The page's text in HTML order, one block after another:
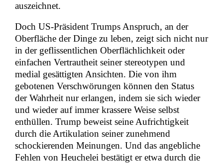
auszeichnet.
Doch US-Präsident Trumps Anspruch, an der
Oberfläche der Dinge zu leben, zeigt sich nicht nur
in der geflissentlichen Oberflächlichkeit oder
einfachen Vertrautheit seiner stereotypen und
medial gesättigten Ansichten. Die von ihm
gebotenen Verschwörungen können den Status
der Wahrheit nur erlangen, indem sie sich wieder
und wieder auf immer krassere Weise selbst
enthüllen. Trump beweist seine Aufrichtigkeit
durch die Artikulation seiner zunehmend
schockierenden Meinungen. Und das angebliche
Fehlen von Heuchelei bestätigt er etwa durch die